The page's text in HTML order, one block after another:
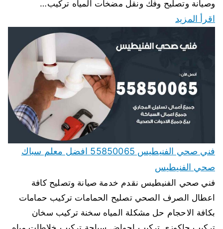
وصيانة وتصليح وفك ونقل مضخات المياه تركيب…
اقرأ المزيد
فني صحي الفنيطيس 55850065 افضل معلم سباك
صحي الفنيطيس
فني صحي الفنيطيس نقدم خدمة صيانة وتصليح كافة
اعطال الصرف الصحي تصليح الحمامات تركيب حمامات
بكافة الاحجام حل مشكلة المياه سخنة تركيب سخان